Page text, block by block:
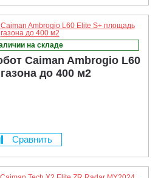
на складе
Caiman Ambrogio L60
до 400 м2
Сравнить